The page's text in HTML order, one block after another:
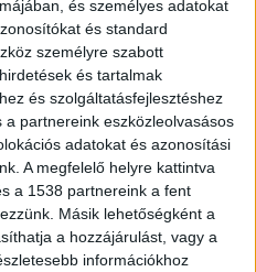
és személyes adatokat
és standard
személyre szabott
és tartalmak
és szolgáltatásfejlesztéshez
partnereink eszközleolvasásos
adatokat és azonosítási
A megfelelő helyre kattintva
a 1538 partnereink a fent
Másik lehetőségként a
a hozzájárulást, vagy a
információkhoz
panelek 1500 V vagy 1000
1113 mm x 30 mm, súlyuk
166 mm x 83 mm méretű,
cellát tartalmaznak.
védettségű házzal és
is rendelkeznek.
0,35% Celsius-fokonként,
C és 85 C között mozog.